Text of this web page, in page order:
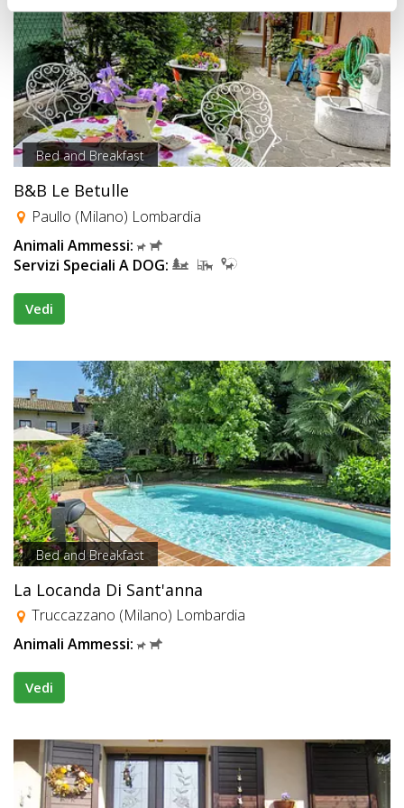
Bed and Breakfast
B&B Le Betulle
Paullo (Milano) Lombardia
Animali Ammessi:
Servizi Speciali A DOG:
Vedi
Bed and Breakfast
La Locanda Di Sant'anna
Truccazzano (Milano) Lombardia
Animali Ammessi:
Vedi